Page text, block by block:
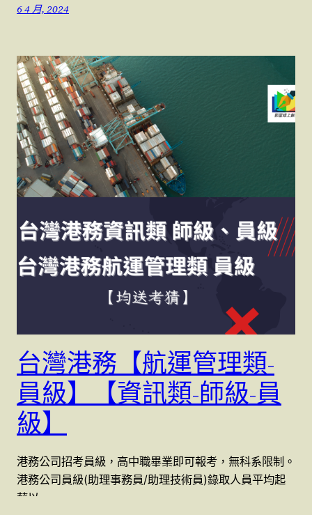
6 4 月, 2024
台灣港務【航運管理類-
員級】【資訊類-師級-員
級】
港務公司招考員級，高中職畢業即可報考，無科系限制。
港務公司員級(助理事務員/助理技術員)錄取人員平均起
薪以 …